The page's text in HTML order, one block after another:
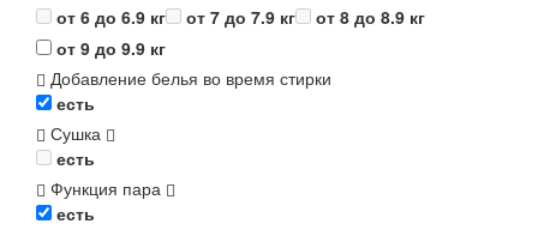
от 6 до 6.9 кг
от 7 до 7.9 кг
от 8 до 8.9 кг
от 9 до 9.9 кг
Добавление белья во время стирки
есть
Сушка
есть
Функция пара
есть